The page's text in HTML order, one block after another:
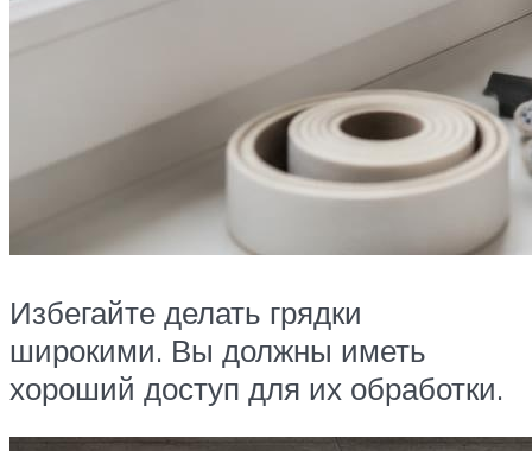
Избегайте делать грядки
широкими. Вы должны иметь
хороший доступ для их обработки.